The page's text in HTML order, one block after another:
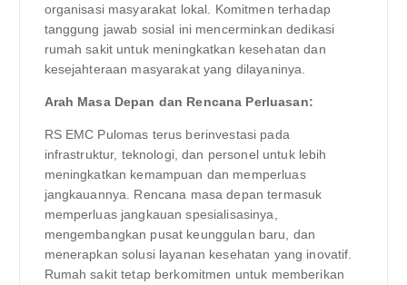
organisasi masyarakat lokal. Komitmen terhadap
tanggung jawab sosial ini mencerminkan dedikasi
rumah sakit untuk meningkatkan kesehatan dan
kesejahteraan masyarakat yang dilayaninya.
Arah Masa Depan dan Rencana Perluasan:
RS EMC Pulomas terus berinvestasi pada
infrastruktur, teknologi, dan personel untuk lebih
meningkatkan kemampuan dan memperluas
jangkauannya. Rencana masa depan termasuk
memperluas jangkauan spesialisasinya,
mengembangkan pusat keunggulan baru, dan
menerapkan solusi layanan kesehatan yang inovatif.
Rumah sakit tetap berkomitmen untuk memberikan